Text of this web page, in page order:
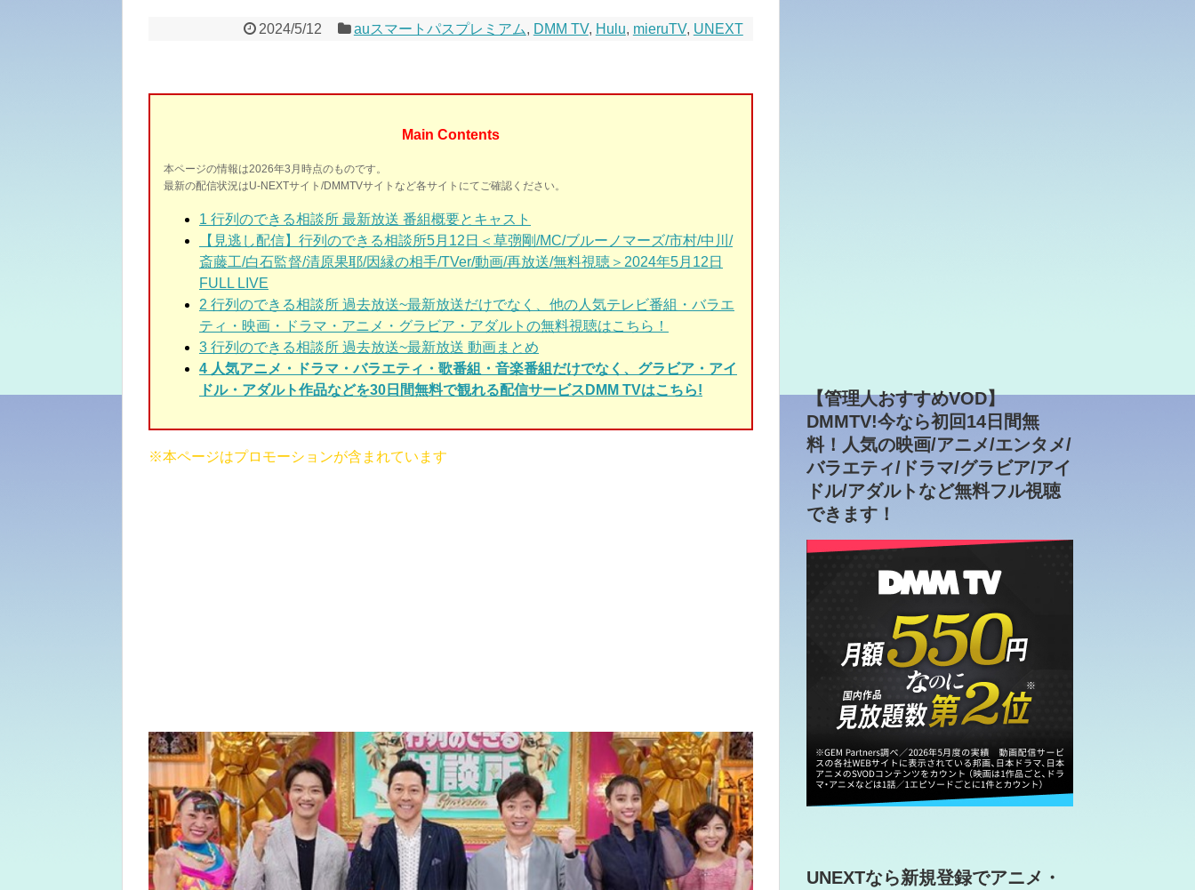
2024/5/12 auスマートパスプレミアム, DMM TV, Hulu, mieruTV, UNEXT
Main Contents
本ページの情報は2026年3月時点のものです。
最新の配信状況はU-NEXTサイト/DMMTVサイトなど各サイトにてご確認ください。
1 行列のできる相談所 最新放送 番組概要とキャスト
【見逃し配信】行列のできる相談所5月12日＜草彅剛/MC/ブルーノマーズ/市村/中川/
斎藤工/白石監督/清原果耶/因縁の相手/TVer/動画/再放送/無料視聴＞2024年5月12日
FULL LIVE
2 行列のできる相談所 過去放送~最新放送だけでなく、他の人気テレビ番組・バラエ
ティ・映画・ドラマ・アニメ・グラビア・アダルトの無料視聴はこちら！
3 行列のできる相談所 過去放送~最新放送 動画まとめ
4 人気アニメ・ドラマ・バラエティ・歌番組・音楽番組だけでなく、グラビア・アイ
ドル・アダルト作品などを30日間無料で観れる配信サービスDMM TVはこちら!
※本ページはプロモーションが含まれています
【管理人おすすめVOD】
DMMTV!今なら初回14日間無
料！人気の映画/アニメ/エンタメ/
バラエティ/ドラマ/グラビア/アイ
ドル/アダルトなど無料フル視聴
できます！
UNEXTなら新規登録でアニメ・